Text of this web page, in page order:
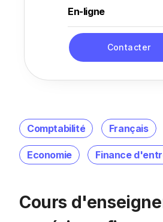
Comptabilité Français
Economie Finance
Cours
En-ligne
Contacter